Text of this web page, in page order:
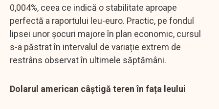
0,004%, ceea ce indică o stabilitate aproape
perfectă a raportului leu-euro. Practic, pe fondul
lipsei unor șocuri majore în plan economic, cursul
s-a păstrat în intervalul de variație extrem de
restrâns observat în ultimele săptămâni.
Dolarul american câștigă teren în fața leului